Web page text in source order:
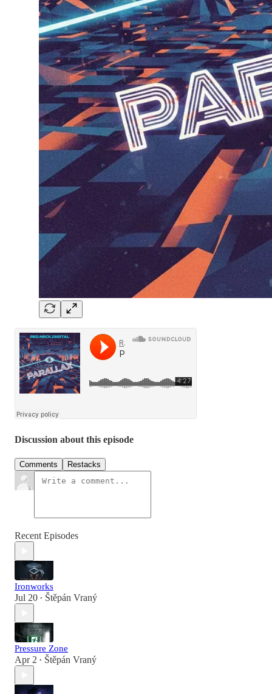
Discussion about this episode
Comments Restacks
Recent Episodes
Ironworks
Jul 20 • Štěpán Vraný
Pressure Zone
Apr 2 • Štěpán Vraný